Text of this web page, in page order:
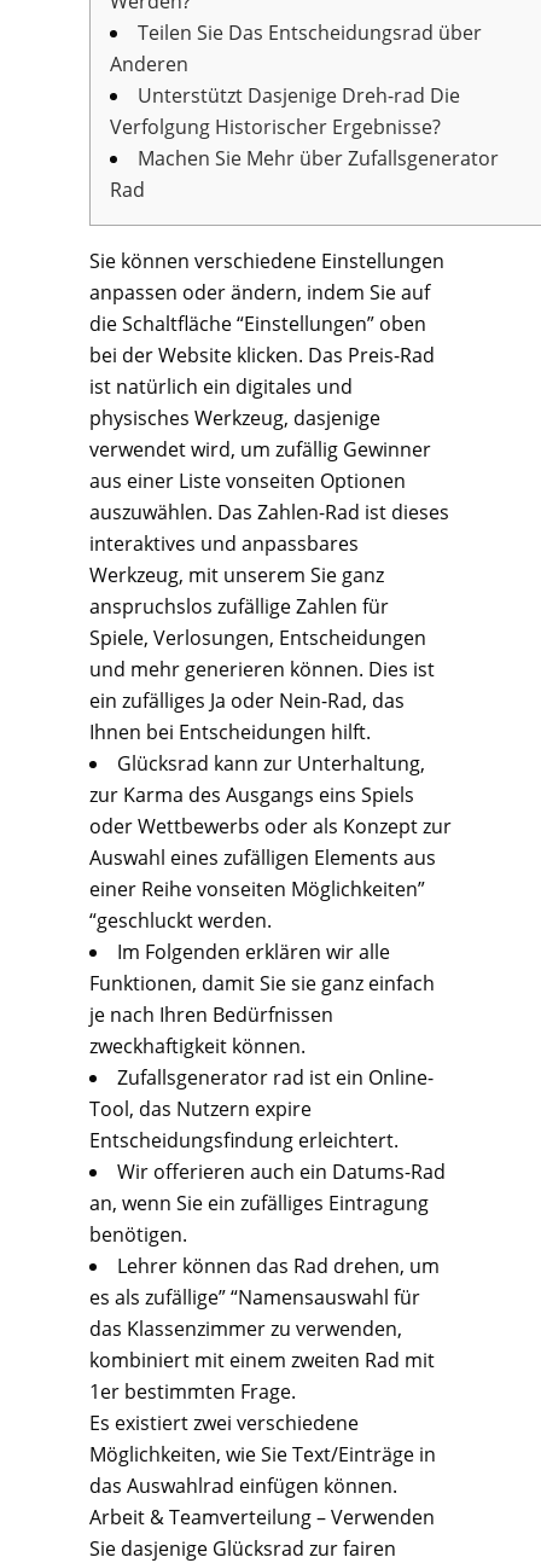
Teilen Sie Das Entscheidungsrad über
Anderen
Unterstützt Dasjenige Dreh-rad Die
Verfolgung Historischer Ergebnisse?
Machen Sie Mehr über Zufallsgenerator
Rad
Sie können verschiedene Einstellungen
anpassen oder ändern, indem Sie auf
die Schaltfläche “Einstellungen” oben
bei der Website klicken. Das Preis-Rad
ist natürlich ein digitales und
physisches Werkzeug, dasjenige
verwendet wird, um zufällig Gewinner
aus einer Liste vonseiten Optionen
auszuwählen. Das Zahlen-Rad ist dieses
interaktives und anpassbares
Werkzeug, mit unserem Sie ganz
anspruchslos zufällige Zahlen für
Spiele, Verlosungen, Entscheidungen
und mehr generieren können. Dies ist
ein zufälliges Ja oder Nein-Rad, das
Ihnen bei Entscheidungen hilft.
Glücksrad kann zur Unterhaltung,
zur Karma des Ausgangs eins Spiels
oder Wettbewerbs oder als Konzept zur
Auswahl eines zufälligen Elements aus
einer Reihe vonseiten Möglichkeiten”
“geschluckt werden.
Im Folgenden erklären wir alle
Funktionen, damit Sie sie ganz einfach
je nach Ihren Bedürfnissen
zweckhaftigkeit können.
Zufallsgenerator rad ist ein Online-
Tool, das Nutzern expire
Entscheidungsfindung erleichtert.
Wir offerieren auch ein Datums-Rad
an, wenn Sie ein zufälliges Eintragung
benötigen.
Lehrer können das Rad drehen, um
es als zufällige” “Namensauswahl für
das Klassenzimmer zu verwenden,
kombiniert mit einem zweiten Rad mit
1er bestimmten Frage.
Es existiert zwei verschiedene
Möglichkeiten, wie Sie Text/Einträge in
das Auswahlrad einfügen können.
Arbeit & Teamverteilung – Verwenden
Sie dasjenige Glücksrad zur fairen